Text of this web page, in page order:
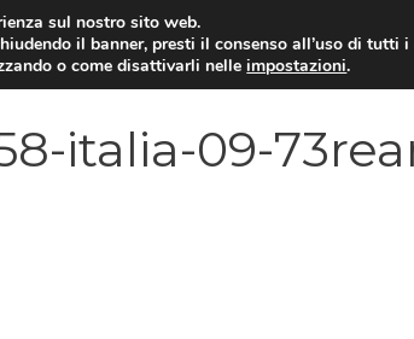
VIDEOGIOCHI NEWS
italia-09-
sul nostro sito web.
il banner, presti il consenso all’uso di tutti i
o come disattivarli nelleimpostazioni.